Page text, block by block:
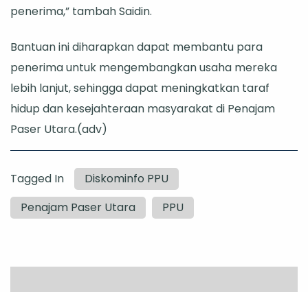
penerima,” tambah Saidin.
Bantuan ini diharapkan dapat membantu para
penerima untuk mengembangkan usaha mereka
lebih lanjut, sehingga dapat meningkatkan taraf
hidup dan kesejahteraan masyarakat di Penajam
Paser Utara.(adv)
Tagged In
Diskominfo PPU
Penajam Paser Utara
PPU